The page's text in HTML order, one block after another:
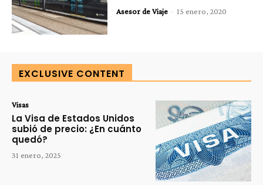
Asesor de Viaje - 15 enero, 2020
EXCLUSIVE CONTENT
Visas
La Visa de Estados Unidos
subió de precio: ¿En cuánto
quedó?
31 enero, 2025